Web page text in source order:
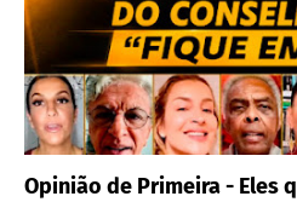
Opinião de Primeira - Eles